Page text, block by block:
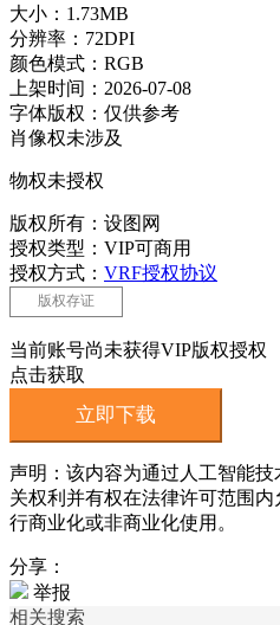
大小：1.73MB
分辨率：72DPI
颜色模式：RGB
上架时间：2026-07-08
字体版权：仅供参考
肖像权未涉及
物权未授权
版权所有：设图网
授权类型：VIP可商用
授权方式： VRF授权协议
版权存证
当前账号尚未获得VIP版权授权
点击获取
立即下载
声明：该内容为通过人工智能
关权利并有权在法律许可范围
行商业化或非商业化使用。
分享：
举报
相关搜索